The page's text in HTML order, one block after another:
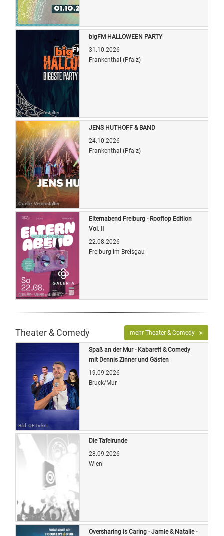
Quelle: Veranstalter
Quelle: Veranstalter
bigFM HALLOWEEN PARTY
31.10.2026
Frankenthal (Pfalz)
Quelle: Veranstalter
JENS HUTHOFF & BAND
24.10.2026
Frankenthal (Pfalz)
Quelle: Veranstalter
Elternabend Freiburg - Rooftop Edition
Vol. II
22.08.2026
Freiburg im Breisgau
Theater & Comedy mehr Theater & Comedy
Bild: OETicket
Spaß an der Mur - Kabarett & Comedy
mit Dennis Zinner und Gästen
19.09.2026
Bruck/Mur
Bild: OETicket
Die Tafelrunde
28.09.2026
Wien
Oversharing is Caring - Jamie & Natalie -